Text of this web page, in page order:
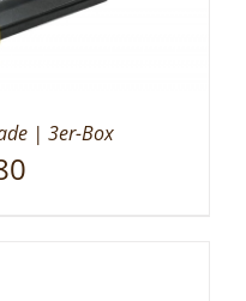
| 3er-Box